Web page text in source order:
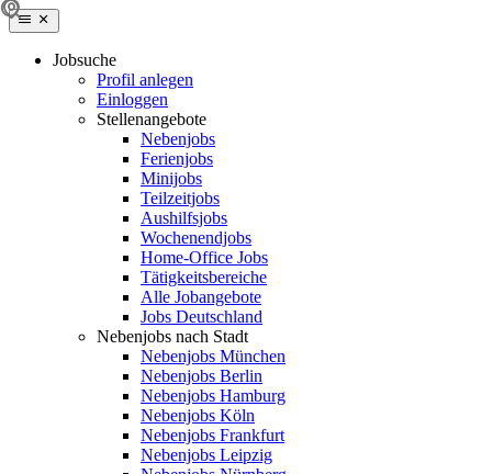
Jobsuche
Profil anlegen
Einloggen
Stellenangebote
Nebenjobs
Ferienjobs
Minijobs
Teilzeitjobs
Aushilfsjobs
Wochenendjobs
Home-Office Jobs
Tätigkeitsbereiche
Alle Jobangebote
Jobs Deutschland
Nebenjobs nach Stadt
Nebenjobs München
Nebenjobs Berlin
Nebenjobs Hamburg
Nebenjobs Köln
Nebenjobs Frankfurt
Nebenjobs Leipzig